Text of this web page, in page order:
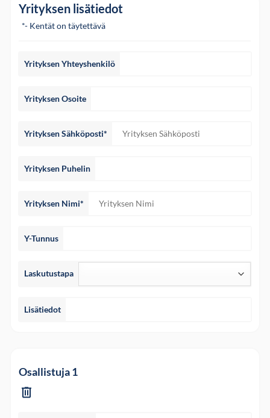
Yrityksen lisätiedot
*- Kentät on täytettävä
Yrityksen Yhteyshenkilö
Yrityksen Osoite
Yrityksen Sähköposti*
Yrityksen Puhelin
Yrityksen Nimi*
Y-Tunnus
Laskutustapa
Lisätiedot
Osallistuja 1